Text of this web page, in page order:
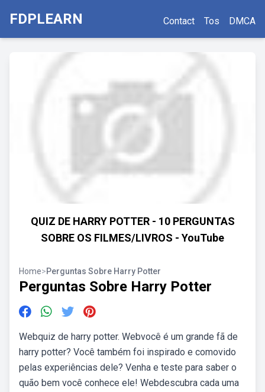
FDPLEARN Contact Tos DMCA
QUIZ DE HARRY POTTER - 10 PERGUNTAS
SOBRE OS FILMES/LIVROS - YouTube
Home>Perguntas Sobre Harry Potter
Perguntas Sobre Harry Potter
Webquiz de harry potter. Webvocê é um grande fã de
harry potter? Você também foi inspirado e comovido
pelas experiências dele? Venha e teste para saber o
quão bem você conhece ele! Webdescubra cada uma